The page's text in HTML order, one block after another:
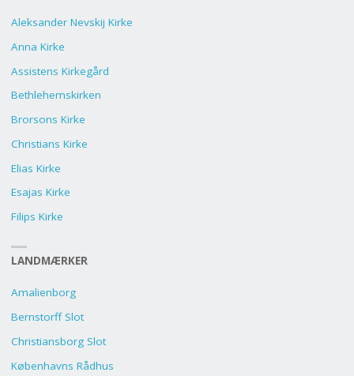
Aleksander Nevskij Kirke
Anna Kirke
Assistens Kirkegård
Bethlehemskirken
Brorsons Kirke
Christians Kirke
Elias Kirke
Esajas Kirke
Filips Kirke
LANDMÆRKER
Amalienborg
Bernstorff Slot
Christiansborg Slot
Københavns Rådhus